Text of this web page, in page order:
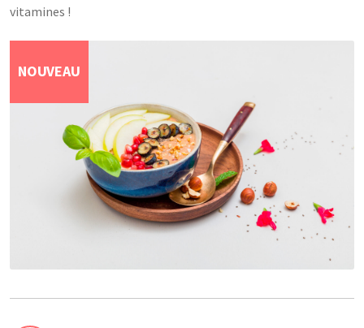
vitamines !
NOUVEAU